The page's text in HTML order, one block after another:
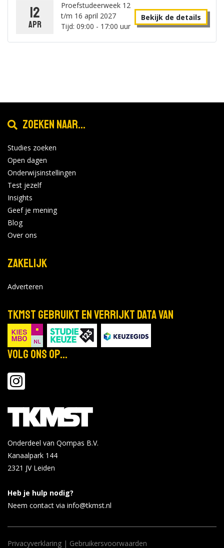
12
apr
Proefstudeerweek 12
t/m 16 april 2027
Tijd: 09:00 - 17:00 uur
Bekijk de details
Zoeken naar...
Studies zoeken
Open dagen
Onderwijsinstellingen
Test jezelf
Insights
Geef je mening
Blog
Over ons
Zakelijk
Adverteren
TKMST gebruikt en verrijkt data van
Volg ons op...
Onderdeel van Qompas B.V.
Kanaalpark 144
2321 JV Leiden
Heb je hulp nodig?
Neem contact via info@tkmst.nl
Privacyverklaring | Gebruikersvoorwaarden